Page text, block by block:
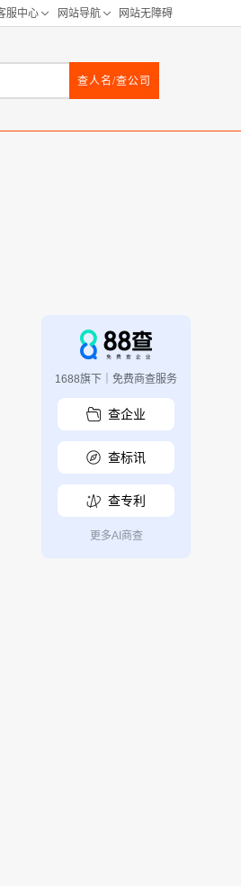
查人名/查公司
1688旗下｜免费商查服务
查企业
查标讯
查专利
更多AI商查